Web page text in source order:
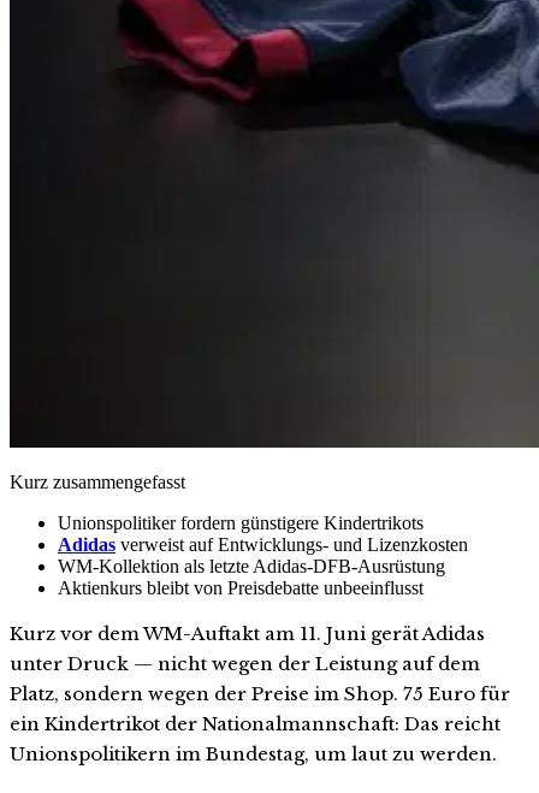
Kurz zusammengefasst
Unionspolitiker fordern günstigere Kindertrikots
Adidas verweist auf Entwicklungs- und Lizenzkosten
WM-Kollektion als letzte Adidas-DFB-Ausrüstung
Aktienkurs bleibt von Preisdebatte unbeeinflusst
Kurz vor dem WM-Auftakt am 11. Juni gerät Adidas
unter Druck — nicht wegen der Leistung auf dem
Platz, sondern wegen der Preise im Shop. 75 Euro für
ein Kindertrikot der Nationalmannschaft: Das reicht
Unionspolitikern im Bundestag, um laut zu werden.